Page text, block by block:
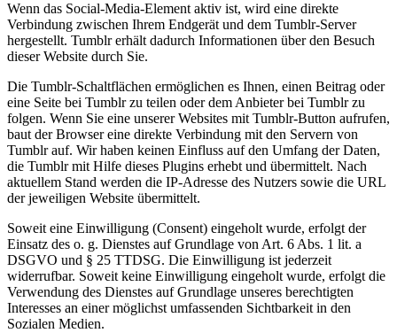
Wenn das Social-Media-Element aktiv ist, wird eine direkte
Verbindung zwischen Ihrem Endgerät und dem Tumblr-Server
hergestellt. Tumblr erhält dadurch Informationen über den Besuch
dieser Website durch Sie.
Die Tumblr-Schaltflächen ermöglichen es Ihnen, einen Beitrag oder
eine Seite bei Tumblr zu teilen oder dem Anbieter bei Tumblr zu
folgen. Wenn Sie eine unserer Websites mit Tumblr-Button aufrufen,
baut der Browser eine direkte Verbindung mit den Servern von
Tumblr auf. Wir haben keinen Einfluss auf den Umfang der Daten,
die Tumblr mit Hilfe dieses Plugins erhebt und übermittelt. Nach
aktuellem Stand werden die IP-Adresse des Nutzers sowie die URL
der jeweiligen Website übermittelt.
Soweit eine Einwilligung (Consent) eingeholt wurde, erfolgt der
Einsatz des o. g. Dienstes auf Grundlage von Art. 6 Abs. 1 lit. a
DSGVO und § 25 TTDSG. Die Einwilligung ist jederzeit
widerrufbar. Soweit keine Einwilligung eingeholt wurde, erfolgt die
Verwendung des Dienstes auf Grundlage unseres berechtigten
Interesses an einer möglichst umfassenden Sichtbarkeit in den
Sozialen Medien.